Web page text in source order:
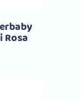
Rosa